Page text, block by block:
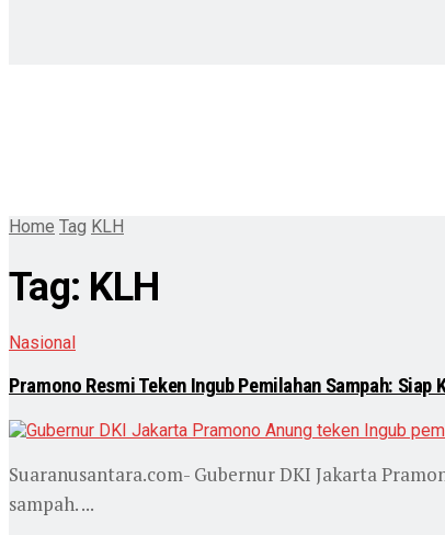
Home Tag KLH
Tag: KLH
Nasional
Pramono Resmi Teken Ingub Pemilahan Sampah: Siap
Suaranusantara.com- Gubernur DKI Jakarta
sampah. ...